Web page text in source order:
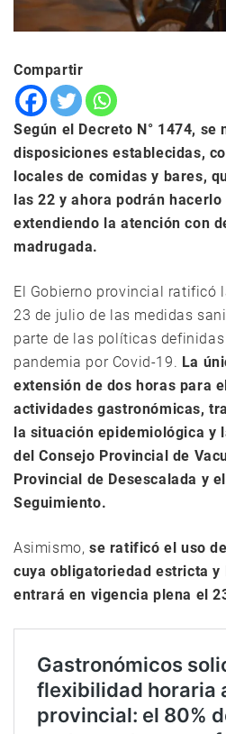
Compartir
Según el Decreto N° 1474, se
disposiciones establecidas,
locales de comidas y bares,
las 22 y ahora podrán
extendiendo la atención con
madrugada.
El Gobierno provincial ratificó
23 de julio de las medidas
parte de las políticas
pandemia por Covid-19. La
extensión de dos horas para
actividades gastronómicas,
la situación epidemiológica y
del Consejo Provincial de
Provincial de Desescalada y
Seguimiento.
Asimismo, se ratificó el uso
cuya obligatoriedad estricta y
entrará en vigencia plena el